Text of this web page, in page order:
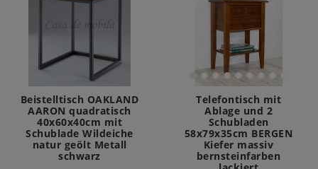
Beistelltisch OAKLAND
AARON quadratisch
40x60x40cm mit
Schublade Wildeiche
natur geölt Metall
schwarz
Telefontisch mit
Ablage und 2
Schubladen
58x79x35cm BERGEN
Kiefer massiv
bernsteinfarben